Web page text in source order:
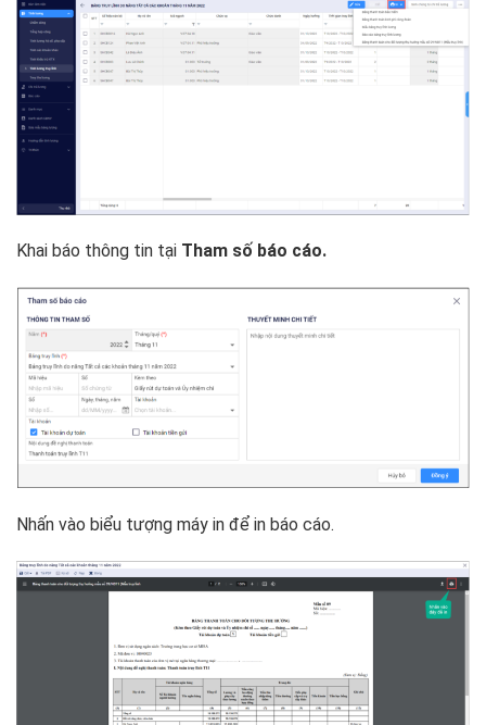
Khai báo thông tin tại Tham số báo cáo.
Nhấn vào biểu tượng máy in để in báo cáo.